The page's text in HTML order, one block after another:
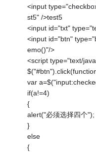
<input
st5" />test5
<input id="txt"
<input id="btn"
emo()"/>
<script type="text/
var
if(a!=4)
{
alert("必须选择四个");
}
else
{